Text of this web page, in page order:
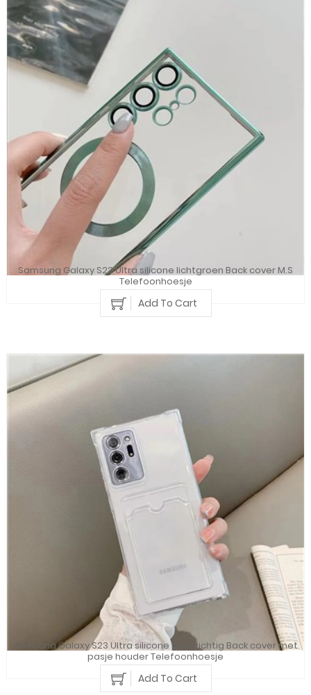
Samsung Galaxy S23 Ultra silicone lichtgroen Back cover M.S
Telefoonhoesje
Add To Cart
Samsung Galaxy S23 Ultra silicone doorzichtig Back cover met
pasje houder Telefoonhoesje
Add To Cart